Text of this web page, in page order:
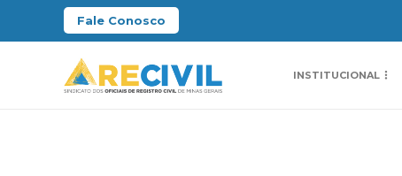
Fale Conosco
INSTITUCIONAL